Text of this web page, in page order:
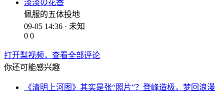
淡淡の花香
佩服的五体投地
09-05 14:36 · 未知
0 0
打开梨视频，查看全部评论
你还可能感兴趣
《清明上河图》其实是张“照片”？登峰造极，梦回浪漫